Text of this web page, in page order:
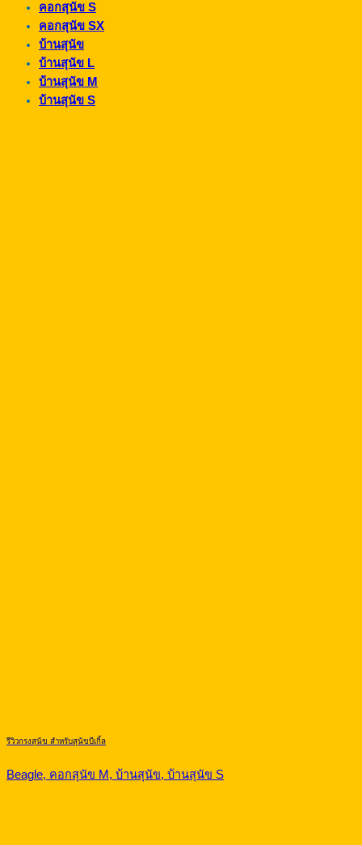
คอกสุนัข S
คอกสุนัข SX
บ้านสุนัข
บ้านสุนัข L
บ้านสุนัข M
บ้านสุนัข S
รีวิวกรงสุนัข สำหรับสุนัขบีเกิ้ล
Beagle, คอกสุนัข M, บ้านสุนัข, บ้านสุนัข S